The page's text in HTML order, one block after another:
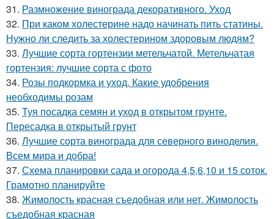
31. Размножение винограда декоративного. Уход
32. При каком холестерине надо начинать пить статины.
Нужно ли следить за холестерином здоровым людям?
33. Лучшие сорта гортензии метельчатой. Метельчатая
гортензия: лучшие сорта с фото
34. Розы подкормка и уход. Какие удобрения
необходимы розам
35. Туя посадка семян и уход в открытом грунте.
Пересадка в открытый грунт
36. Лучшие сорта винограда для северного виноделия.
Всем мира и добра!
37. Схема планировки сада и огорода 4,5,6,10 и 15 соток.
Грамотно планируйте
38. Жимолость красная съедобная или нет. Жимолость
съедобная красная